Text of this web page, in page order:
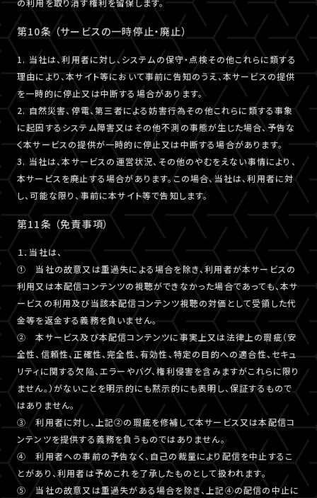
の利用を取り消す権利を留保します。
第10条 （サービスの一時停止・廃止）
1. 当社は、利用者に対し、システムの保守・点検その他これらに類する
理由により、本サイト等において事前に告知のうえ、本サービスの提供
を一時的に停止又は中断する場合があります。
2. 自然災害、停電、第三者による妨害行為その他これらに類する事象
に起因するシステム障害又はその他不測の事態が生じた場合、予告な
く本サービスの提供が一時的に停止又は中断する場合があります。
3. 当社は、本サービスの運営状況、その他のやむをえない事情により、
本サービスを廃止する場合があります。この場合、当社は、利用者に対
し、可能な限り、事前に本サイト等で告知します。
第11条 （免責事項）
１．当社は、
① 当社の故意又は重過失による場合を除き、利用者が本サービスの
利用又は本配信コンテンツの視聴ができなかった場合であっても、本サ
ービスの利用及び当該本配信コンテンツ視聴の対価として受領した代
金等を返金する義務を負いません。
② 本サービス及び本配信コンテンツに事実上又は法律上の瑕疵（安
全性、信頼性、正確性、完全性、有効性、特定の目的への適合性、セキュ
リティに関する欠陥、エラーやバグ、権利侵害を含みますがこれらに限り
ません。）がないことを明示的にも黙示的にも表明し、保証するもので
はありません。
③ 利用者に対し、上記②の瑕疵を修補して本サービス又は本配信コ
ンテンツを提供する義務を負うものではありません。
④ 利用者への事前の予告なく、自己の裁量により配信を中止するこ
とがあり、利用者は予めこれを了承したものとして扱われます。
⑤ 当社の故意又は重過失がある場合を除き、上記④の配信の中止に